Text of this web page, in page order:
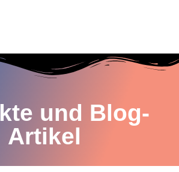
und Blog-
Artikel